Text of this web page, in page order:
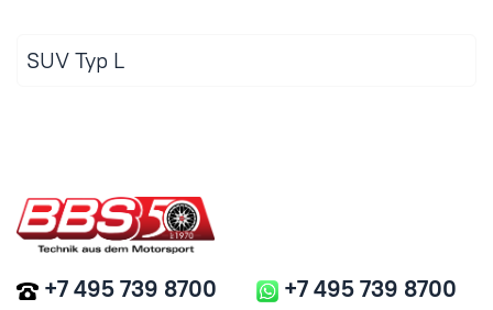
SUV Typ L
+7 495 739 8700 +7 495 739 8700